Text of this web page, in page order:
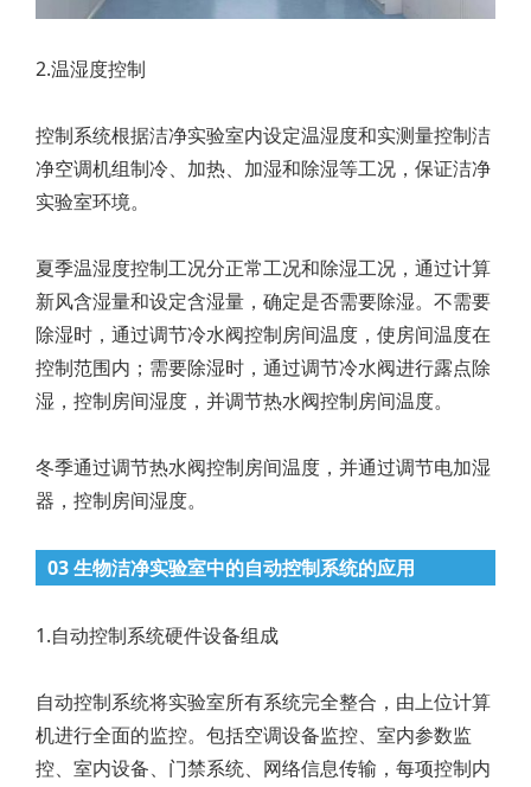
2.温湿度控制
控制系统根据洁净实验室内设定温湿度和实测量控制洁
净空调机组制冷、加热、加湿和除湿等工况，保证洁净
实验室环境。
夏季温湿度控制工况分正常工况和除湿工况，通过计算
新风含湿量和设定含湿量，确定是否需要除湿。不需要
除湿时，通过调节冷水阀控制房间温度，使房间温度在
控制范围内；需要除湿时，通过调节冷水阀进行露点除
湿，控制房间湿度，并调节热水阀控制房间温度。
冬季通过调节热水阀控制房间温度，并通过调节电加湿
器，控制房间湿度。
03 生物洁净实验室中的自动控制系统的应用
1.自动控制系统硬件设备组成
自动控制系统将实验室所有系统完全整合，由上位计算
机进行全面的监控。包括空调设备监控、室内参数监
控、室内设备、门禁系统、网络信息传输，每项控制内